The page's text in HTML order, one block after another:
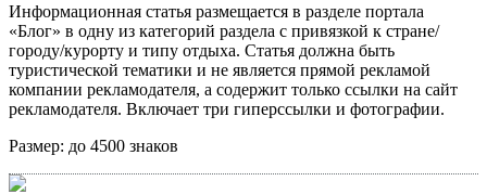
Информационная статья размещается в разделе портала
«Блог» в одну из категорий раздела с привязкой к стране/
городу/курорту и типу отдыха. Статья должна быть
туристической тематики и не является прямой рекламой
компании рекламодателя, а содержит только ссылки на сайт
рекламодателя. Включает три гиперссылки и фотографии.
Размер: до 4500 знаков